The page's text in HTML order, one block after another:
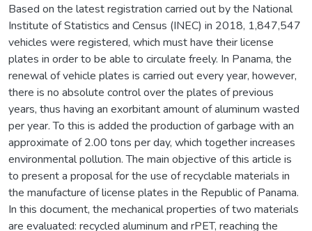
Based on the latest registration carried out by the National
Institute of Statistics and Census (INEC) in 2018, 1,847,547
vehicles were registered, which must have their license
plates in order to be able to circulate freely. In Panama, the
renewal of vehicle plates is carried out every year, however,
there is no absolute control over the plates of previous
years, thus having an exorbitant amount of aluminum wasted
per year. To this is added the production of garbage with an
approximate of 2.00 tons per day, which together increases
environmental pollution. The main objective of this article is
to present a proposal for the use of recyclable materials in
the manufacture of license plates in the Republic of Panama.
In this document, the mechanical properties of two materials
are evaluated: recycled aluminum and rPET, reaching the